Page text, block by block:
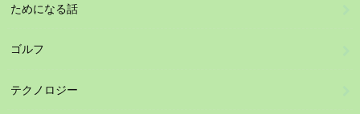
ためになる話
ゴルフ
テクノロジー